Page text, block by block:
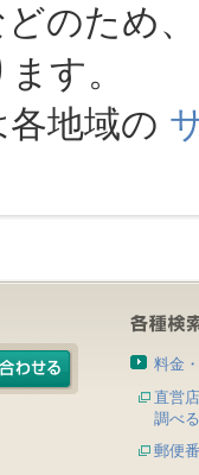
のため
す。
地域の
料金
直営
調べる
郵便